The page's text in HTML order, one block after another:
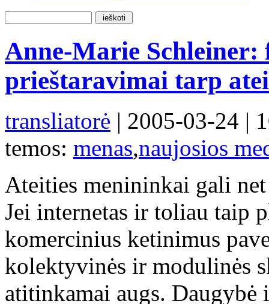
Anne-Marie
prieštaravimai tarp
transliatorė | 2005-03-24 |
temos: menas,naujosios
Ateities menininkai gali
Jei internetas ir toliau taip
komercinius ketinimus
kolektyvinės ir modulinės
atitinkamai augs.